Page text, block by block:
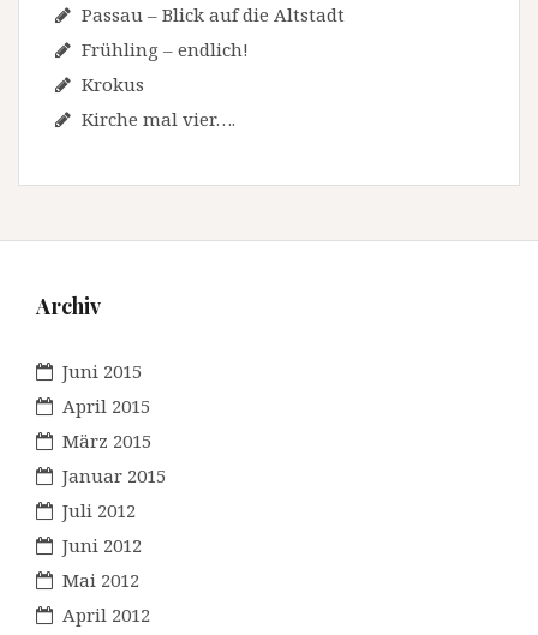
Passau – Blick auf die Altstadt
Frühling – endlich!
Krokus
Kirche mal vier….
Archiv
Juni 2015
April 2015
März 2015
Januar 2015
Juli 2012
Juni 2012
Mai 2012
April 2012